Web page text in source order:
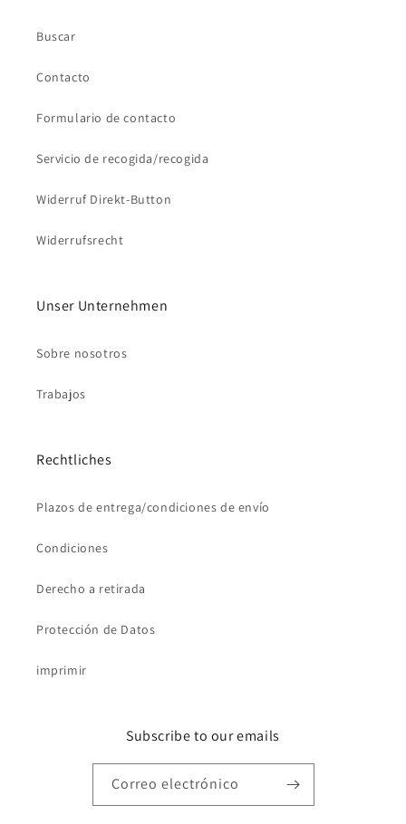
Buscar
Contacto
Formulario de contacto
Servicio de recogida/recogida
Widerruf Direkt-Button
Widerrufsrecht
Unser Unternehmen
Sobre nosotros
Trabajos
Rechtliches
Plazos de entrega/condiciones de envío
Condiciones
Derecho a retirada
Protección de Datos
imprimir
Subscribe to our emails
Correo electrónico